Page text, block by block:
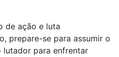
de ação e luta
prepare-se para assumir o
lutador para enfrentar